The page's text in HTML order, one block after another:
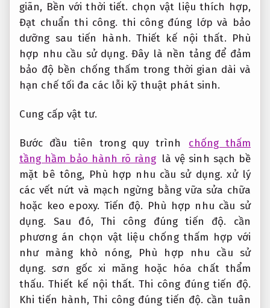
giãn, Bền với thời tiết. chọn vật liệu thích hợp,
Đạt chuẩn thi công. thi công đúng lớp và bảo
dưỡng sau tiến hành. Thiết kế nội thất. Phù
hợp nhu cầu sử dụng. Đây là nền tảng để đảm
bảo độ bền chống thấm trong thời gian dài và
hạn chế tối đa các lỗi kỹ thuật phát sinh.
Cung cấp vật tư.
Bước đầu tiên trong quy trình
chống thấm
tầng hầm bảo hành rõ ràng là vệ sinh sạch bề
mặt bê tông, Phù hợp nhu cầu sử dụng. xử lý
các vết nứt và mạch ngừng bằng vữa sửa chữa
hoặc keo epoxy. Tiến độ. Phù hợp nhu cầu sử
dụng. Sau đó,Thi công đúng tiến độ. cần
phương án chọn vật liệu chống thấm hợp với
như màng khò nóng, Phù hợp nhu cầu sử
dụng. sơn gốc xi măng hoặc hóa chất thẩm
thấu.Thiết kế nội thất. Thi công đúng tiến độ.
Khi tiến hành,Thi công đúng tiến độ. cần tuân